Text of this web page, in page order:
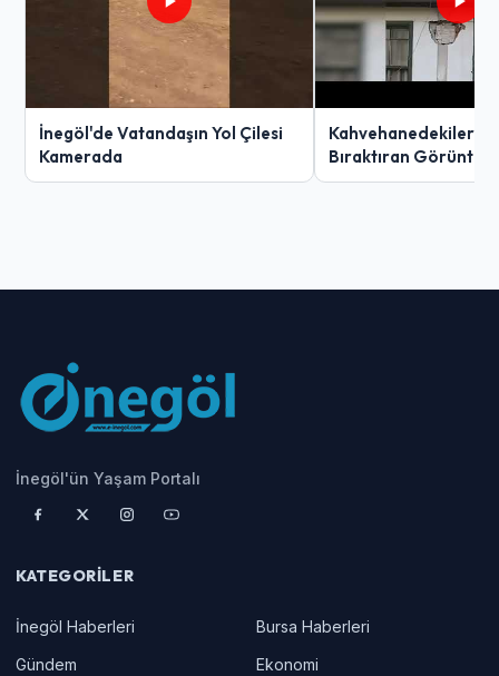
İnegöl'de Vatandaşın Yol Çilesi
Kamerada
Kahvehanedekiler
Bıraktıran Görüntü!
İnegöl'ün Yaşam Portalı
KATEGORILER
İnegöl Haberleri
Bursa Haberleri
Gündem
Ekonomi